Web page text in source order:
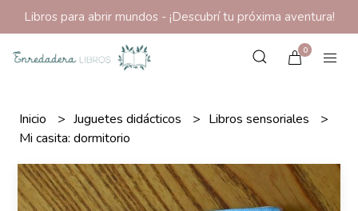
Libros para abrir mundos - ¡Descubrí tu próxima aventura!
0
Inicio Juguetes didácticos
Libros sensoriales
Mi casita: dormitorio